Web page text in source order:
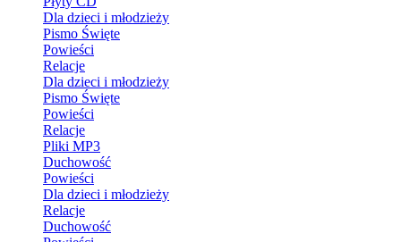
Dla dzieci i młodzieży
Pismo Święte
Powieści
Relacje
Dla dzieci i młodzieży
Pismo Święte
Powieści
Relacje
Pliki MP3
Duchowość
Powieści
Dla dzieci i młodzieży
Relacje
Duchowość